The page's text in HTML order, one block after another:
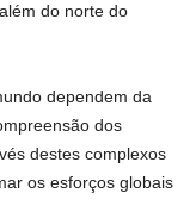
do norte do
dependem da
dos
destes complexos
os esforços globais